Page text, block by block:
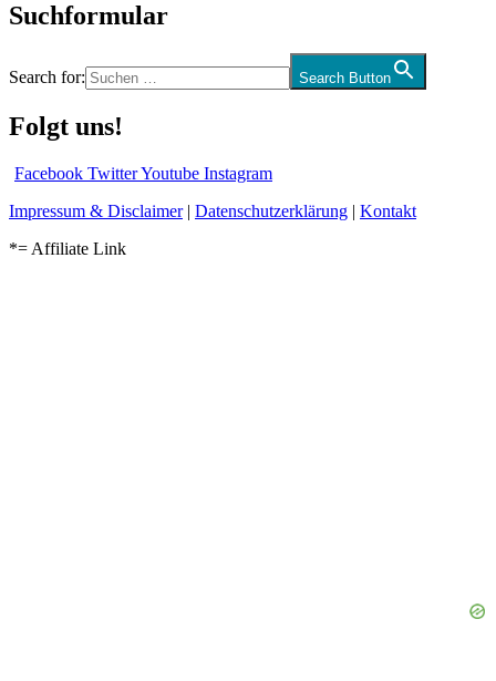
Suchformular
Search for: Search Button
Folgt uns!
Facebook TwitterYoutube Instagram
Impressum & Disclaimer| Datenschutzerklärung | Kontakt
*= Affiliate Link